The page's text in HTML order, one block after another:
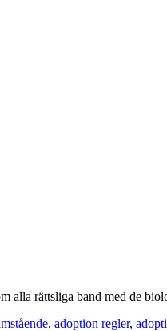
alla rättsliga band med de
, adoption regler,